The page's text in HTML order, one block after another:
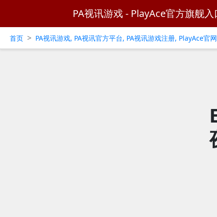
PA视讯游戏 - PlayAce官方旗舰入
首页 > PA视讯游戏, PA视讯官方平台, PA视讯游戏注册, PlayAce官